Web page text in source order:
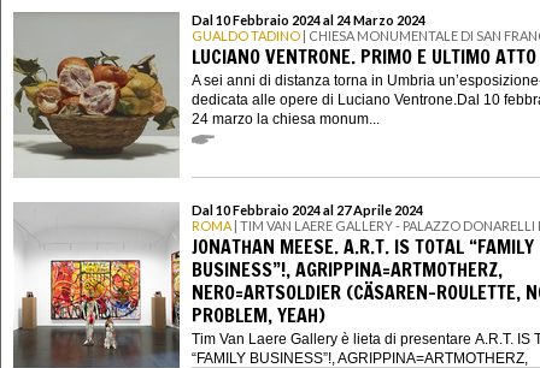
Dal 10 Febbraio 2024 al 24 Marzo 2024
GUALDO TADINO | CHIESA MONUMENTALE DI SAN
LUCIANO VENTRONE. PRIMO E ULTIMO ATTO
A sei anni di distanza torna in Umbria
dedicata alle opere di Luciano Ventrone.Dal 10
24 marzo la chiesa monum...
Dal 10 Febbraio 2024 al 27 Aprile 2024
ROMA | TIM VAN LAERE GALLERY - PALAZZO DONARELLI
JONATHAN MEESE. A.R.T. IS TOTAL “FAMILY
BUSINESS”!, AGRIPPINA=ARTMOTHERZ,
NERO=ARTSOLDIER (CÄSAREN-ROULETTE,
PROBLEM, YEAH)
Tim Van Laere Gallery è lieta di presentare A.R.T. IS
“FAMILY BUSINESS”!, AGRIPPINA=ARTMOTHERZ,